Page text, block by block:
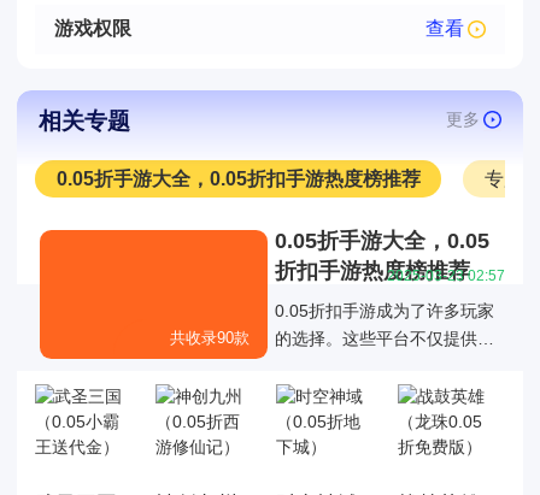
游戏权限 查看
相关专题 更多
0.05折手游大全，0.05折扣手游热度榜推荐 专服
共收录90款
0.05折手游大全，0.05
折扣手游热度榜推荐
2025-03-23 02:57
0.05折扣手游成为了许多玩家
的选择。这些平台不仅提供了
各种折扣福利活动优化了玩家
的游戏体验，0.05折扣手游成
为了许多玩家的选择。